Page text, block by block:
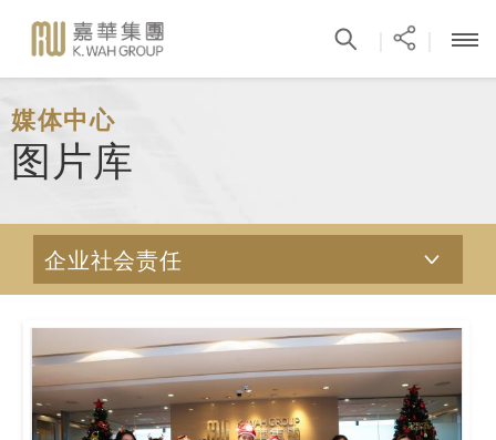
媒体中心
图片库
企业社会责任